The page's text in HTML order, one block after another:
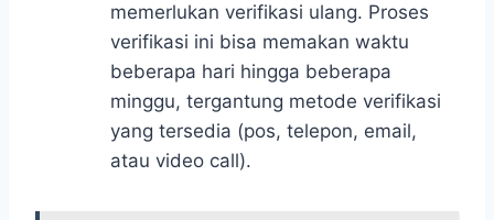
memerlukan verifikasi ulang. Proses
verifikasi ini bisa memakan waktu
beberapa hari hingga beberapa
minggu, tergantung metode verifikasi
yang tersedia (pos, telepon, email,
atau video call).